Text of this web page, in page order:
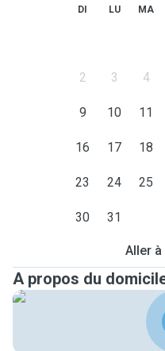
DI LU MA
2 3 4
9 10 11
16 17 18
23 24 25
30 31
Aller
A propos du